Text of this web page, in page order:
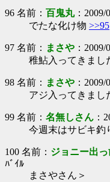
96 名前： 百鬼丸：2009/
でたな化け物 >>95
97 名前： まさや ：
稚鮎入ってきまし
98 名前： まさや ：
アジ入ってきまし
99 名前： 名無しさん ：
今週末はサビキ釣
100 名前： ジョニー出っ
ﾊﾞｲﾙ
まさやさん＞